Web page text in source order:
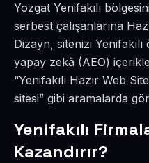
Yozgat Yenifakılı
serbest çalışanlarına
Dizayn, sitenizi
yapay zekâ (AEO)
“Yenifakılı Hazır Web
sitesi” gibi aramalarda
Yenifakılı
Kazandırır?